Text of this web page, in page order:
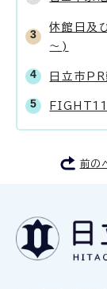
休館日及
～)
日立市PR
FIGHT11
前の